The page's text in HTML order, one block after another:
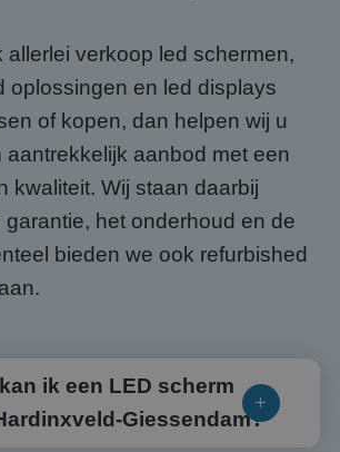
allerlei verkoop led schermen,
oplossingen en led displays
of kopen, dan helpen wij u
aantrekkelijk aanbod met een
kwaliteit. Wij staan daarbij
garantie, het onderhoud en de
bieden we ook refurbished
ik een LED scherm
Giessendam?